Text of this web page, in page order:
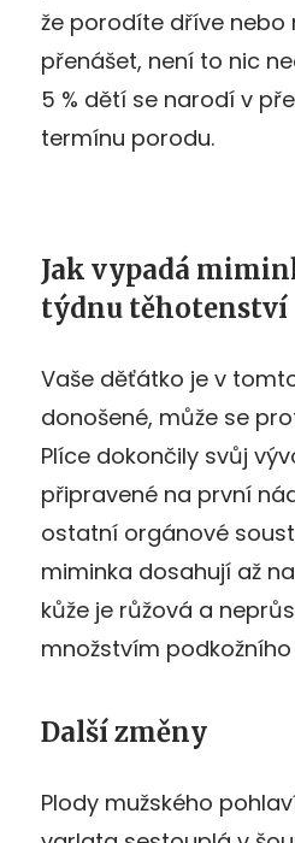
že porodíte dříve nebo
přenášet, není to nic
5 % dětí se narodí v
termínu porodu.
Jak vypadá
týdnu těhotenství
Vaše děťátko je v
donošené, může se
Plíce dokončily svůj
připravené na první
ostatní orgánové
miminka dosahují až
kůže je růžová a
množstvím podkožního
Další změny
Plody mužského